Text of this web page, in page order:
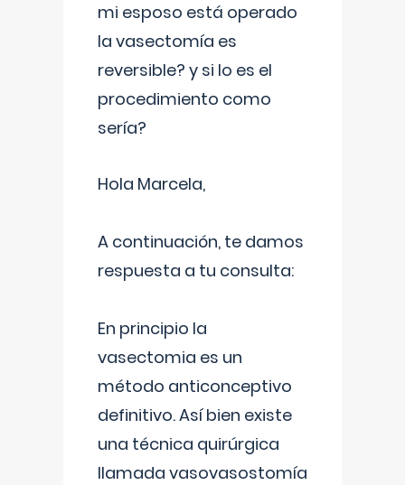
mi esposo está operado
la vasectomía es
reversible? y si lo es el
procedimiento como
sería?
Hola Marcela,
A continuación, te damos
respuesta a tu consulta:
En principio la
vasectomia es un
método anticonceptivo
definitivo. Así bien existe
una técnica quirúrgica
llamada vasovasostomía